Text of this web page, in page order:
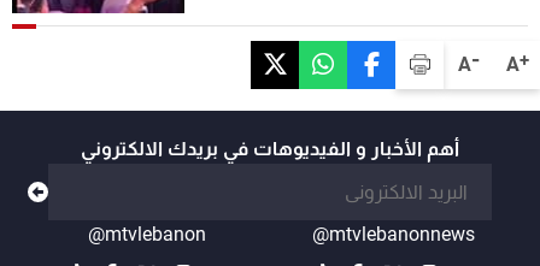
A+
A-
أهم الأخبار و الفيديوهات في بريدك الالكتروني
@mtvlebanonnews
@mtvlebanon